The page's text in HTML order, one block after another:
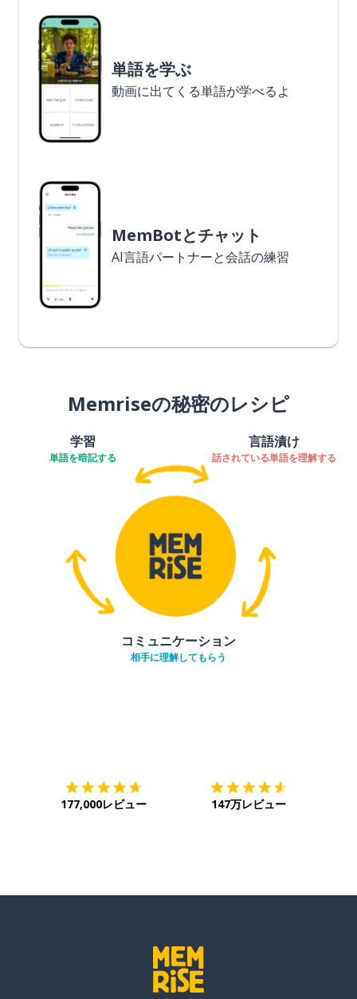
単語を学ぶ
動画に出てくる単語が学べるよ
MemBotとチャット
AI言語パートナーと会話の練習
Memriseの秘密のレシピ
学習
単語を暗記する
言語漬け
話されている単語を理解する
コミュニケーション
相手に理解してもらう
177,000レビュー 147万レビュー